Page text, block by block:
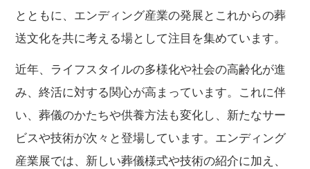
とともに、エンディング産業の発展とこれからの葬
送文化を共に考える場として注目を集めています。
近年、ライフスタイルの多様化や社会の高齢化が進
み、終活に対する関心が高まっています。これに伴
い、葬儀のかたちや供養方法も変化し、新たなサー
ビスや技術が次々と登場しています。エンディング
産業展では、新しい葬儀様式や技術の紹介に加え、